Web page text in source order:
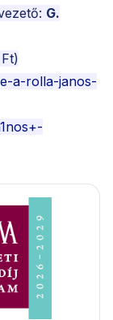
G.
a-rolla-janos-